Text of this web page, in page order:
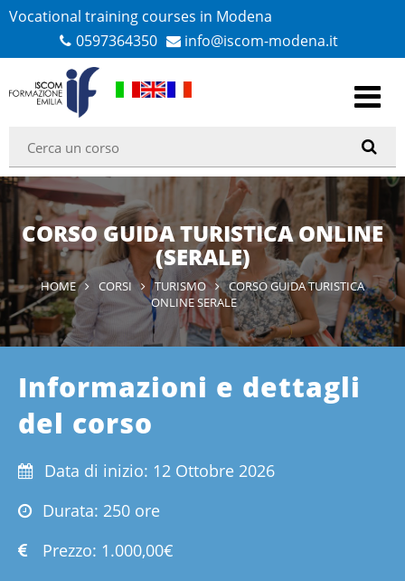
Vocational training courses in Modena
0597364350
info@iscom-modena.it
CORSO GUIDA TURISTICA ONLINE
(SERALE)
HOME CORSI TURISMO
CORSO GUIDA TURISTICA
ONLINE SERALE
Informazioni e dettagli
del corso
Data di inizio: 12 Ottobre 2026
Durata: 250 ore
Prezzo: 1.000,00€